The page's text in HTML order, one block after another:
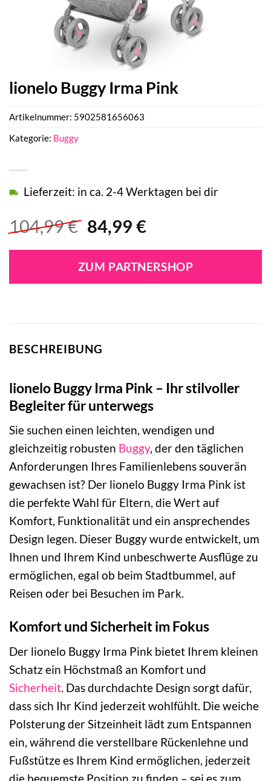
lionelo Buggy Irma Pink
104,99€ Ursprünglicher
war:
104,99 €
84,99 €Aktueller
ist:
84,99 €.
Lieferzeit: in ca. 2-4 Werktagen bei dir
ZUM PARTNERSHOP
Artikelnummer: 5902581656063
Kategorie: Buggy
BESCHREIBUNG
lionelo Buggy Irma Pink – Ihr stilvoller
Begleiter für unterwegs
Sie suchen einen leichten, wendigen und
gleichzeitig robusten Buggy, der den täglichen
Anforderungen Ihres Familienlebens souverän
gewachsen ist? Der lionelo Buggy Irma Pink ist
die perfekte Wahl für Eltern, die Wert auf
Komfort, Funktionalität und ein ansprechendes
Design legen. Dieser Buggy wurde entwickelt, um
Ihnen und Ihrem Kind unbeschwerte Ausflüge zu
ermöglichen, egal ob beim Stadtbummel, auf
Reisen oder bei Besuchen im Park.
Komfort und Sicherheit im Fokus
Der lionelo Buggy Irma Pink bietet Ihrem kleinen
Schatz ein Höchstmaß an Komfort und
Sicherheit . Das durchdachte Design sorgt dafür,
dass sich Ihr Kind jederzeit wohlfühlt. Die weiche
Polsterung der Sitzeinheit lädt zum Entspannen
ein, während die verstellbare Rückenlehne und
Fußstütze es Ihrem Kind ermöglichen, jederzeit
die bequemste Position zu finden – sei es zum